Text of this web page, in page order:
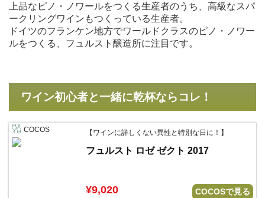
上品なピノ・ノワールをつくる生産者のうち、高級なスパ
ークリングワインもつくっている生産者。
ドイツのフランケン地方でワールドクラスのピノ・ノワー
ルをつくる、フュルスト醸造所に注目です。
ワイン初心者と一緒に乾杯ならコレ！
COCOS 【ワインに詳しくない異性と特別な日に！】
フュルスト ロゼ ゼクト 2017
¥9,020 COCOSで見る